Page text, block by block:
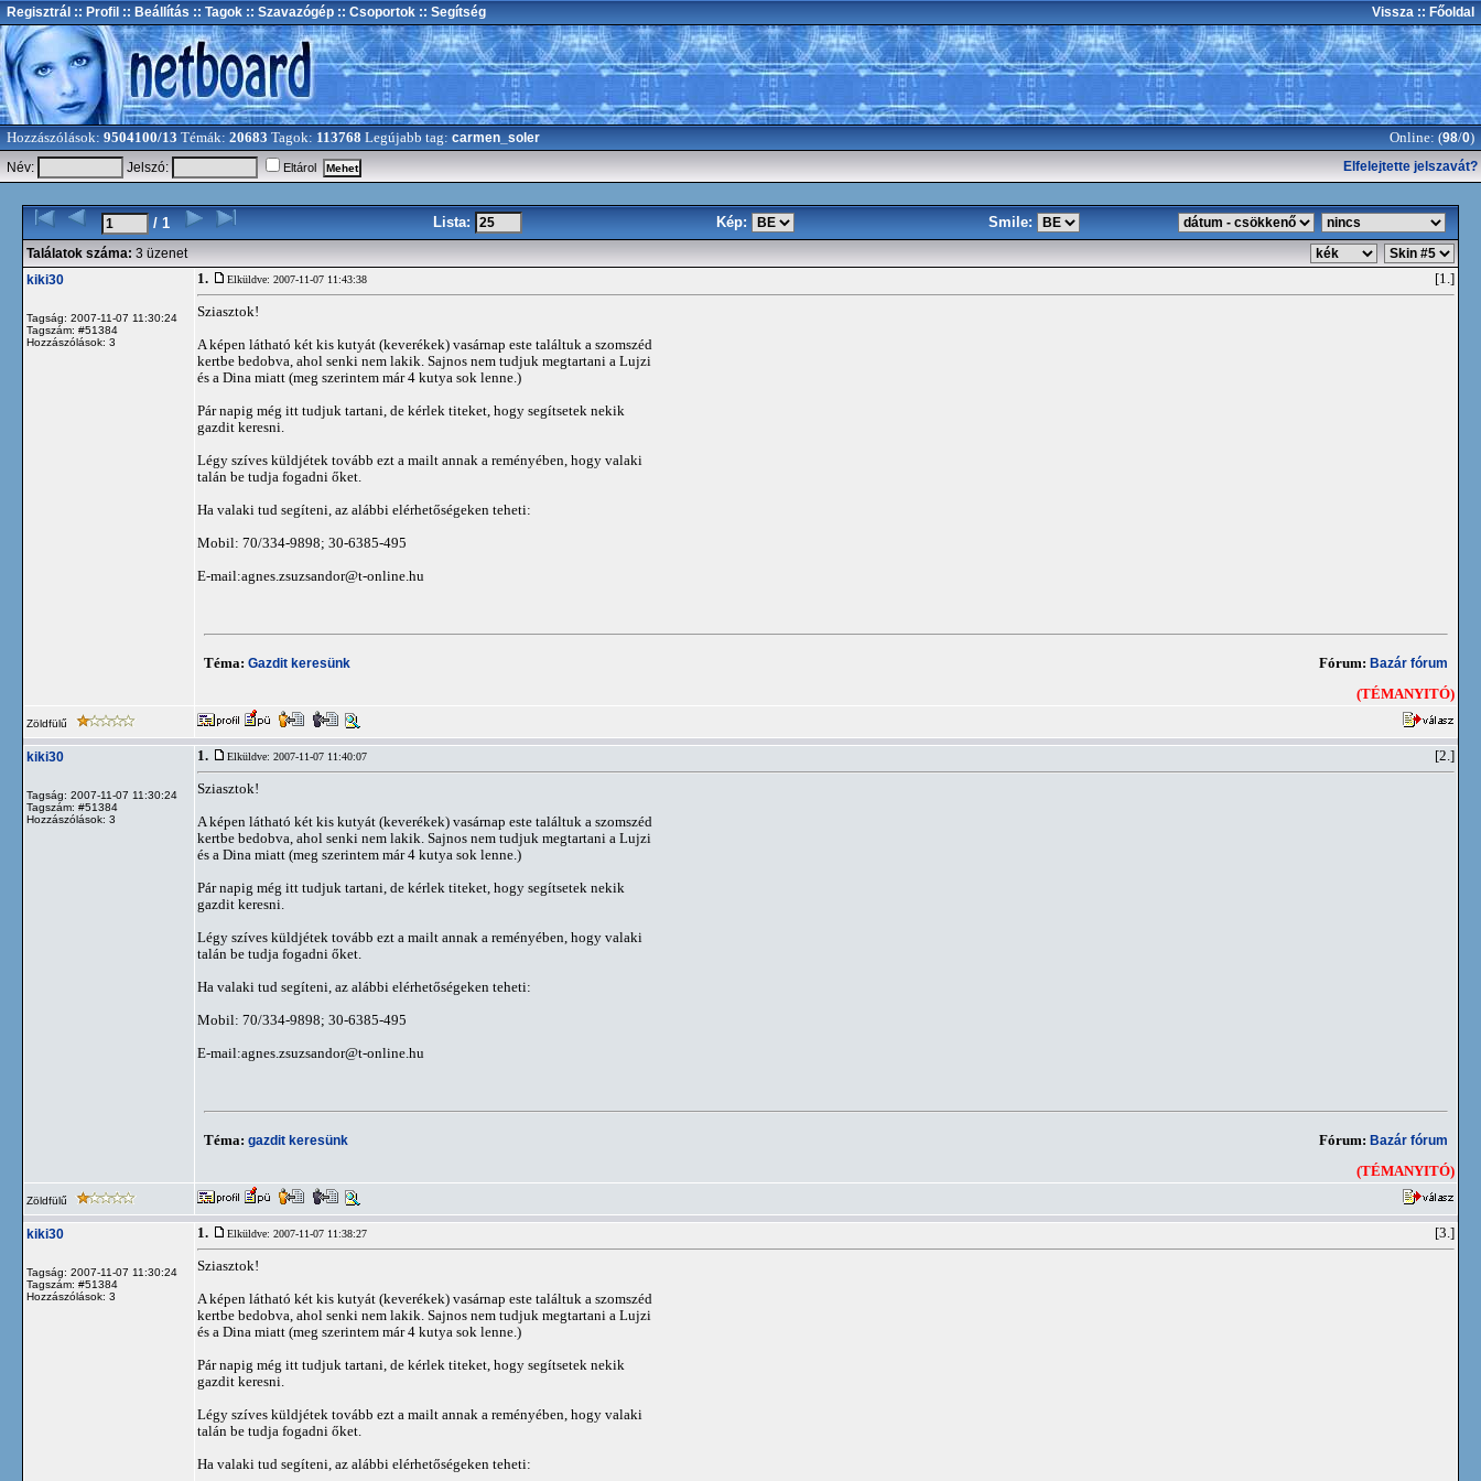
Regisztrál :: Profil :: Beállítás :: Tagok :: Szavazógép :: Csoportok :: Segítség Vissza :: Főoldal
Hozzászólások: 9504100/13 Témák: 20683 Tagok: 113768 Legújabb tag: carmen_soler Online: (98/0)
Név: Jelszó: Eltárol Elfelejtette jelszavát?
/ 1 Lista: Kép: Smile:
Találatok száma: 3 üzenet
kiki30
Tagság: 2007-11-07 11:30:24
Tagszám: #51384
Hozzászólások: 3
1. Elküldve: 2007-11-07 11:43:38 [1.]
Sziasztok!
A képen látható két kis kutyát (keverékek) vasárnap este találtuk a szomszéd
kertbe bedobva, ahol senki nem lakik. Sajnos nem tudjuk megtartani a Lujzi
és a Dina miatt (meg szerintem már 4 kutya sok lenne.)
Pár napig még itt tudjuk tartani, de kérlek titeket, hogy segítsetek nekik
gazdit keresni.
Légy szíves küldjétek tovább ezt a mailt annak a reményében, hogy valaki
talán be tudja fogadni őket.
Ha valaki tud segíteni, az alábbi elérhetőségeken teheti:
Mobil: 70/334-9898; 30-6385-495
E-mail:agnes.zsuzsandor@t-online.hu
Téma: Gazdit keresünk Fórum: Bazár fórum
(TÉMANYITÓ)
Zöldfülű
kiki30
Tagság: 2007-11-07 11:30:24
Tagszám: #51384
Hozzászólások: 3
1. Elküldve: 2007-11-07 11:40:07 [2.]
Sziasztok!
A képen látható két kis kutyát (keverékek) vasárnap este találtuk a szomszéd
kertbe bedobva, ahol senki nem lakik. Sajnos nem tudjuk megtartani a Lujzi
és a Dina miatt (meg szerintem már 4 kutya sok lenne.)
Pár napig még itt tudjuk tartani, de kérlek titeket, hogy segítsetek nekik
gazdit keresni.
Légy szíves küldjétek tovább ezt a mailt annak a reményében, hogy valaki
talán be tudja fogadni őket.
Ha valaki tud segíteni, az alábbi elérhetőségeken teheti:
Mobil: 70/334-9898; 30-6385-495
E-mail:agnes.zsuzsandor@t-online.hu
Téma: gazdit keresünk Fórum: Bazár fórum
(TÉMANYITÓ)
Zöldfülű
kiki30
Tagság: 2007-11-07 11:30:24
Tagszám: #51384
Hozzászólások: 3
1. Elküldve: 2007-11-07 11:38:27 [3.]
Sziasztok!
A képen látható két kis kutyát (keverékek) vasárnap este találtuk a szomszéd
kertbe bedobva, ahol senki nem lakik. Sajnos nem tudjuk megtartani a Lujzi
és a Dina miatt (meg szerintem már 4 kutya sok lenne.)
Pár napig még itt tudjuk tartani, de kérlek titeket, hogy segítsetek nekik
gazdit keresni.
Légy szíves küldjétek tovább ezt a mailt annak a reményében, hogy valaki
talán be tudja fogadni őket.
Ha valaki tud segíteni, az alábbi elérhetőségeken teheti: